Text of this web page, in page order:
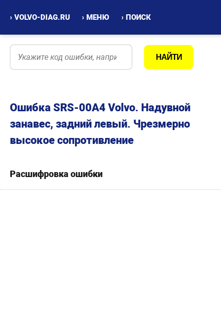
› VOLVO-DIAG.RU › МЕНЮ › ПОИСК
Ошибка SRS-00A4 Volvo. Надувной
занавес, задний левый. Чрезмерно
высокое сопротивление
Расшифровка ошибки